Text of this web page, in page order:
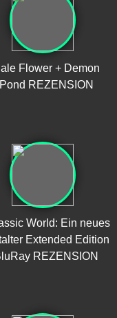
Flower + Demon
Pond REZENSION
World: Ein neues
Extended Edition
REZENSION